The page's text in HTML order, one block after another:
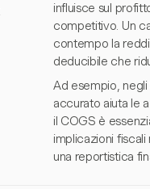
influisce sul
competitivo. Un
contempo la
deducibile che
Ad esempio,
accurato aiuta le
il COGS è
implicazioni
una reportistica